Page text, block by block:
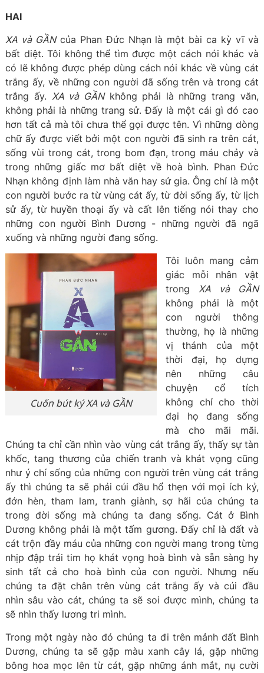
HAI
XA và GẦNcủa Phan Đức Nhạn là một bài ca kỳ vĩ và
bất diệt. Tôi không thể tìm được một cách nói khác và
có lẽ không được phép dùng cách nói khác về vùng cát
trắng ấy, về những con người đã sống trên và trong cát
trắng ấy. XA và GẦNkhông phải là những trang văn,
không phải là những trang sử. Đấy là một cái gì đó cao
hơn tất cả mà tôi chưa thể gọi được tên. Vì những dòng
chữ ấy được viết bởi một con người đã sinh ra trên cát,
sống vùi trong cát, trong bom đạn, trong máu chảy và
trong những giấc mơ bất diệt về hoà bình. Phan Đức
Nhạn không định làm nhà văn hay sử gia. Ông chỉ là một
con người bước ra từ vùng cát ấy, từ đời sống ấy, từ lịch
sử ấy, từ huyền thoại ấy và cất lên tiếng nói thay cho
những con người Bình Dương - những người đã ngã
xuống và những người đang sống.
Cuốn bút ký XA và GẦN
Tôi luôn mang cảm
giác mỗi nhân vật
trongXA và GẦN
không phải là một
con người thông
thường, họ là những
vị thánh của một
thời đại, họ dựng
nên những câu
chuyện cổ tích
không chỉ cho thời
đại họ đang sống
mà cho mãi mãi.
Chúng ta chỉ cần nhìn vào vùng cát trắng ấy, thấy sự tàn
khốc, tang thương của chiến tranh và khát vọng cũng
như ý chí sống của những con người trên vùng cát trắng
ấy thì chúng ta sẽ phải cúi đầu hổ thẹn với mọi ích kỷ,
đớn hèn, tham lam, tranh giành, sợ hãi của chúng ta
trong đời sống mà chúng ta đang sống. Cát ở Bình
Dương không phải là một tấm gương. Đấy chỉ là đất và
cát trộn đầy máu của những con người mang trong từng
nhịp đập trái tim họ khát vọng hoà bình và sẵn sàng hy
sinh tất cả cho hoà bình của con người. Nhưng nếu
chúng ta đặt chân trên vùng cát trắng ấy và cúi đầu
nhìn sâu vào cát, chúng ta sẽ soi được mình, chúng ta
sẽ nhìn thấy lương tri mình.
Trong một ngày nào đó chúng ta đi trên mảnh đất Bình
Dương, chúng ta sẽ gặp màu xanh cây lá, gặp những
bông hoa mọc lên từ cát, gặp những ánh mắt, nụ cười